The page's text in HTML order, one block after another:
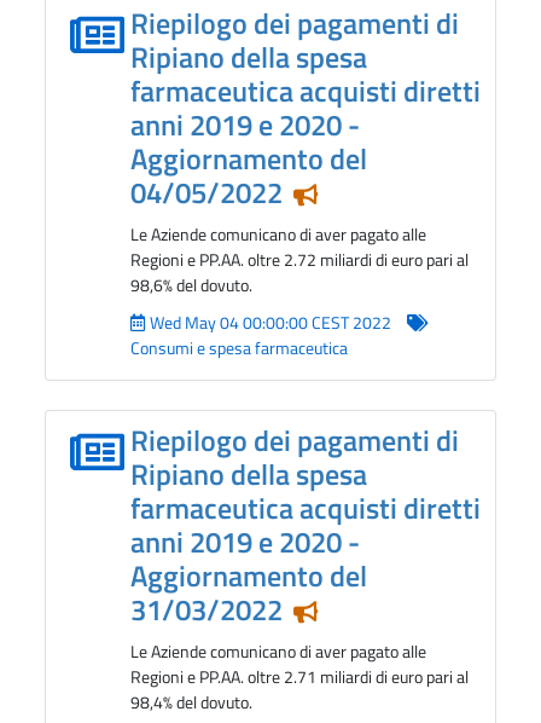
Riepilogo dei pagamenti di
Ripiano della spesa
farmaceutica acquisti diretti
anni 2019 e 2020 -
Aggiornamento del
04/05/2022 Notizia in evidenza
Le Aziende comunicano di aver pagato alle
Regioni e PP.AA. oltre 2.72 miliardi di euro pari al
98,6% del dovuto.
Wed May 04 00:00:00 CEST 2022
Consumi e spesa farmaceutica
Riepilogo dei pagamenti di
Ripiano della spesa
farmaceutica acquisti diretti
anni 2019 e 2020 -
Aggiornamento del
31/03/2022 Notizia in evidenza
Le Aziende comunicano di aver pagato alle
Regioni e PP.AA. oltre 2.71 miliardi di euro pari al
98,4% del dovuto.